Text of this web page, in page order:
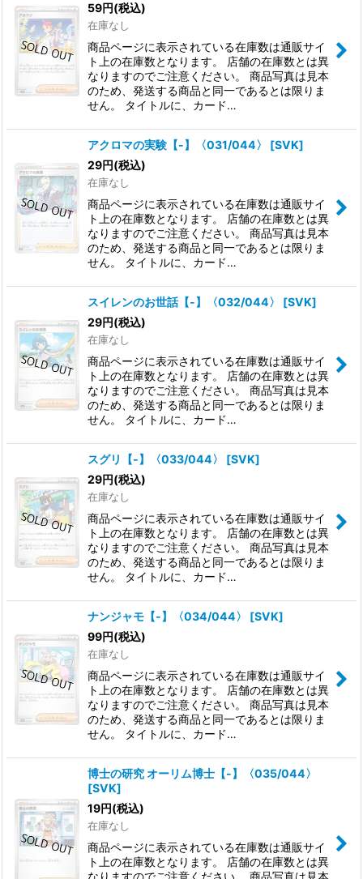
59円(税込)
在庫なし
商品ページに表示されている在庫数は通販サイ
ト上の在庫数となります。 店舗の在庫数とは異
なりますのでご注意ください。 商品写真は見本
のため、発送する商品と同一であるとは限りま
せん。 タイトルに、カード…
アクロマの実験【-】〈031/044〉 [SVK]
29円(税込)
在庫なし
商品ページに表示されている在庫数は通販サイ
ト上の在庫数となります。 店舗の在庫数とは異
なりますのでご注意ください。 商品写真は見本
のため、発送する商品と同一であるとは限りま
せん。 タイトルに、カード…
スイレンのお世話【-】〈032/044〉 [SVK]
29円(税込)
在庫なし
商品ページに表示されている在庫数は通販サイ
ト上の在庫数となります。 店舗の在庫数とは異
なりますのでご注意ください。 商品写真は見本
のため、発送する商品と同一であるとは限りま
せん。 タイトルに、カード…
スグリ【-】〈033/044〉 [SVK]
29円(税込)
在庫なし
商品ページに表示されている在庫数は通販サイ
ト上の在庫数となります。 店舗の在庫数とは異
なりますのでご注意ください。 商品写真は見本
のため、発送する商品と同一であるとは限りま
せん。 タイトルに、カード…
ナンジャモ【-】〈034/044〉 [SVK]
99円(税込)
在庫なし
商品ページに表示されている在庫数は通販サイ
ト上の在庫数となります。 店舗の在庫数とは異
なりますのでご注意ください。 商品写真は見本
のため、発送する商品と同一であるとは限りま
せん。 タイトルに、カード…
博士の研究 オーリム博士【-】〈035/044〉
[SVK]
19円(税込)
在庫なし
商品ページに表示されている在庫数は通販サイ
ト上の在庫数となります。 店舗の在庫数とは異